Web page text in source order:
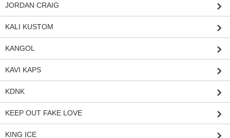
JORDAN CRAIG
KALI KUSTOM
KANGOL
KAVI KAPS
KDNK
KEEP OUT FAKE LOVE
KING ICE